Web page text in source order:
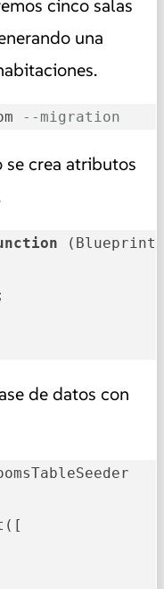
cinco salas
una
--migration
se crea atributos
(Blueprint
de datos con